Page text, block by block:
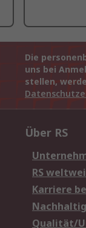
Die
uns bei
stellen,
Über RS
RS
Karriere
Qualität/